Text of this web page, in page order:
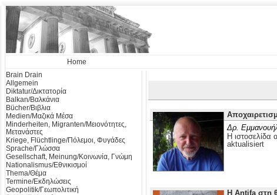
Home
Brain Drain
Allgemein
Diktatur/Δικτατορία
Balkan/Βαλκάνια
Bücher/Βιβλια
Medien/Μαζικά Μέσα
Minderheiten, Migranten/Μειονότητες,
Μετανάστες
Kriege, Flüchtlinge/Πόλεμοι, Φυγάδες
Sprache/Γλώσσα
Gesellschaft, Meinung/Κοινωνία, Γνώμη
Nationalismus/Εθνικισμοί
Thema/Θέμα
Termine/Εκδηλώσεις
Geopolitik/Γεωπολιτική
Δρ.
Η
aktualisiert
Η Antifa στη